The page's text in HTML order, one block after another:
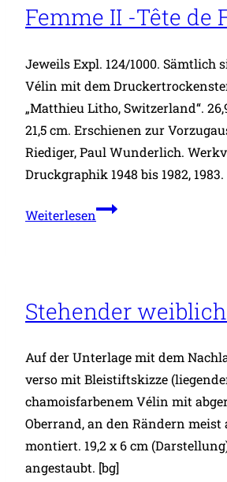
Femme II -Tête de
Jeweils Expl. 124/1000. Sämtlich
Vélin mit dem
„Matthieu Litho, Switzerland“.
21,5 cm. Erschienen zur
Riediger, Paul Wunderlich.
Druckgraphik 1948 bis 1982, 1983.
WeiterlesenTête
Tête
Femme
II
-
Tête
de
Femme
Stehender
Auf der Unterlage mit dem
verso mit Bleistiftskizze
chamoisfarbenem Vélin mit
Oberrand, an den Rändern meist
montiert. 19,2 x 6 cm
angestaubt. [bg]